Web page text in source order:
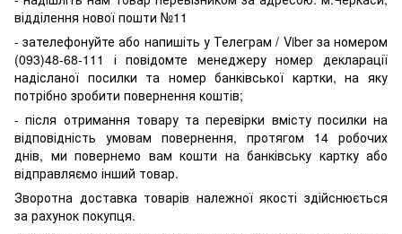
відділення нової пошти №11
- зателефонуйте або напишіть у Телеграм / Viber за номером
(093)48-68-111 і повідомте менеджеру номер декларації
надісланої посилки та номер банківської картки, на яку
потрібно зробити повернення коштів;
- після отримання товару та перевірки вмісту посилки на
відповідність умовам повернення, протягом 14 робочих
днів, ми повернемо вам кошти на банківську картку або
відправляємо інший товар.
Зворотна доставка товарів належної якості здійснюється
за рахунок покупця.